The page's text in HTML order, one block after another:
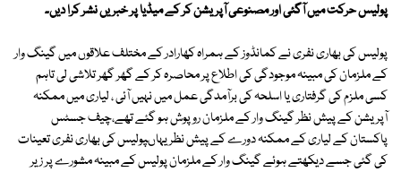
پولیس حرکت میں آگئی اور مصنوعی آپریشن کر کے میڈیا پر خبریں نشر کرا دیں۔
پولیس کی بھاری نفری نے کمانڈوز کے ہمراہ کھارادر کے مختلف علاقوں میں گینگ وار
کے ملزمان کی مبینہ موجودگی کی اطلاع پر محاصرہ کر کے گھر گھر تلاشی لی تاہم
کسی ملزم کی گرفتاری یا اسلحہ کی برآمدگی عمل میں نہیں آئی ، لیاری میں ممکنہ
آپریشن کے پیش نظر گینگ وار کے ملزمان روپوش ہو گئے تھے،چیف جسٹس
پاکستان کے لیاری کے ممکنہ دورے کے پیش نظر یہاںپولیس کی بھاری نفری تعینات
کی گئی جسے دیکھتے ہوئے گینگ وار کے ملزمان پولیس کے مبینہ مشورے پر زیر